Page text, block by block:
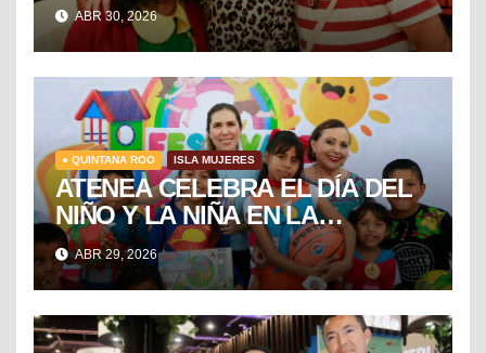
PUESTA EN ESCENA DE LA
VECINDAD DEL CHAVO
ABR 30, 2026
● QUINTANA ROO ISLA MUJERES
ATENEA CELEBRA EL DÍA DEL
NIÑO Y LA NIÑA EN LA
COLONIA EL RAMAL DE
CIUDAD MUJERES
ABR 29, 2026